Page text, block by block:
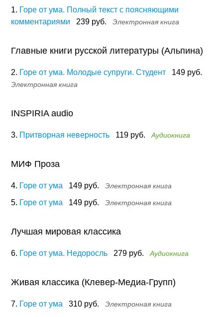
1. Горе от ума. Полный текст с поясняющими
комментариями
239 руб. Электронная книга
Главные книги русской литературы (Альпина)
2. Горе от ума. Молодые супруги. Студент 149 руб.
Электронная книга
INSPIRIA audio
3. Притворная неверность 119 руб. Аудиокнига
МИФ Проза
4. Горе от ума 149 руб. Электронная книга
5. Горе от ума 149 руб. Электронная книга
Лучшая мировая классика
6. Горе от ума. Недоросль 279 руб. Аудиокнига
Живая классика (Клевер-Медиа-Групп)
7. Горе от ума 310 руб. Электронная книга